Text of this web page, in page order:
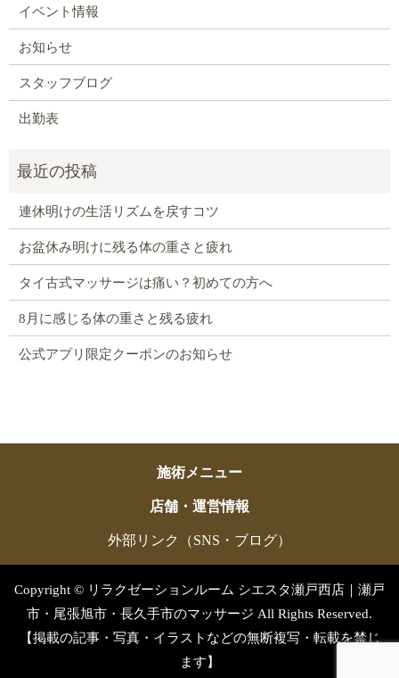
イベント情報
お知らせ
スタッフブログ
出勤表
連休明けの生活リズムを戻すコツ
お盆休み明けに残る体の重さと疲れ
タイ古式マッサージは痛い？初めての方へ
8月に感じる体の重さと残る疲れ
公式アプリ限定クーポンのお知らせ
施術メニュー
店舗・運営情報
外部リンク（SNS・ブログ）
Copyright © リラクゼーションルーム シエスタ瀬戸西店｜瀬戸
市・尾張旭市・長久手市のマッサージ All Rights Reserved.
【掲載の記事・写真・イラストなどの無断複写・転載を禁じ
ます】